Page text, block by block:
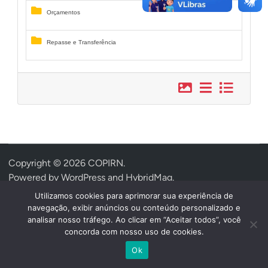
Name
Contratos
Repasse e Transferência
Copyright © 2026 COPIRN.
Powered by WordPress and HybridMag.
Utilizamos cookies para aprimorar sua experiência de
navegação, exibir anúncios ou conteúdo personalizado e
analisar nosso tráfego. Ao clicar em “Aceitar todos”, você
concorda com nosso uso de cookies.
Ok